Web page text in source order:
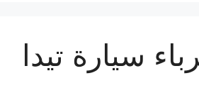
سيارة تيدا